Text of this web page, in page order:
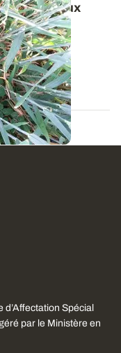
dédiée aux
aux cultures
Spécial
par le Ministère en